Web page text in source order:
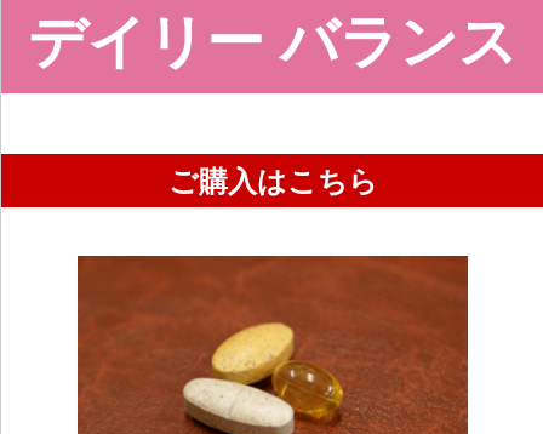
デイリー バランス
ご購入はこちら